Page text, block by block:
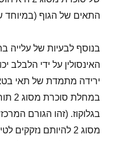
התאים של הגוף (במיוחד
בנוסף לבעיות של עלייה
האינסולין על ידי הלבלב
ירידה מתמדת של תאי בטא,
בגלוקוז. (זהו הגורם
מסוג 2 להיותם